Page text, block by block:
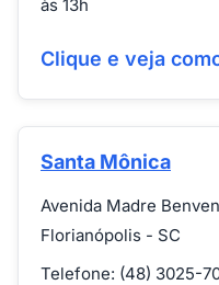
às 13h
Clique e veja
Santa Mônica
Avenida Madre
Florianópolis - SC
Telefone: (48) 3025-